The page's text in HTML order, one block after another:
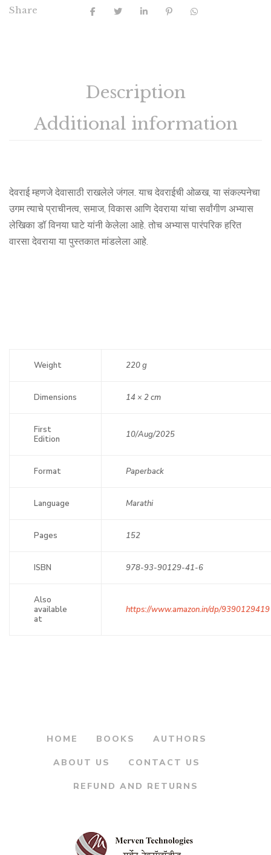
Share
Description
Additional information
देवराई म्हणजे देवासाठी राखलेले जंगल. याच देवराईची ओळख, या संकल्पनेचा
उगम त्याचे प्राचीनत्व, समाज, विकास आणि देवराया यांचा सर्वांगीण अभ्यास
लेखिका डॉ विनया घाटे यांनी केलेला आहे. तोच अभ्यास पारंपरिक हरित
वारसा देवराया या पुस्तकात मांडलेला आहे.
Weight 220 g
Dimensions 14 × 2 cm
First
Edition
10/Aug/2025
Format Paperback
Language Marathi
Pages 152
ISBN 978-93-90129-41-6
Also
available
at
https://www.amazon.in/dp/9390129419
HOME BOOKS AUTHORS
ABOUT US CONTACT US
REFUND AND RETURNS